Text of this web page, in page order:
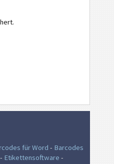
für Word - Barcodes
- Etikettensoftware -